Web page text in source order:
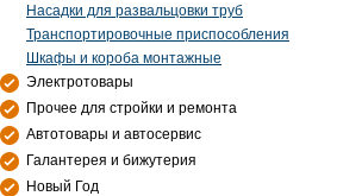
Насадки для развальцовки труб
Транспортировочные приспособления
Шкафы и короба монтажные
Электротовары
Прочее для стройки и ремонта
Автотовары и автосервис
Галантерея и бижутерия
Новый Год